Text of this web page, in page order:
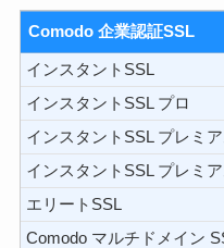
Comodo 企業認証SSL
インスタントSSL
インスタントSSL プロ
インスタントSSL プレミア
インスタントSSL プレミ
エリートSSL
Comodo マルチドメイン